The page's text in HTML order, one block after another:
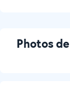
Photos